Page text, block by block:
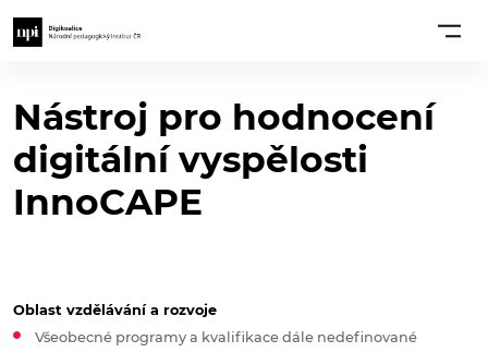
Nástroj pro hodnocení
digitální vyspělosti
InnoCAPE
Oblast vzdělávání a rozvoje
Všeobecné programy a kvalifikace dále nedefinované